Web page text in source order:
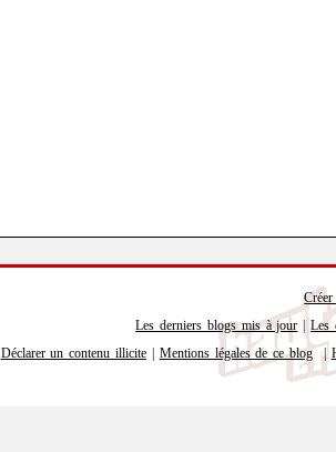
Les derniers blogs mis à jour |Les
Déclarer un contenu illicite
Mentions légales de ce blog |